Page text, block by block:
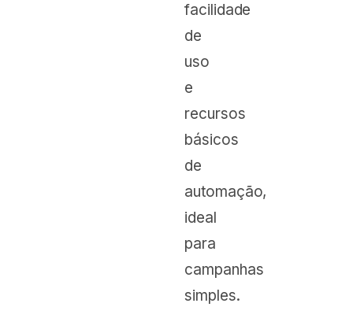
facilidade
de
uso
e
recursos
básicos
de
automação,
ideal
para
campanhas
simples.